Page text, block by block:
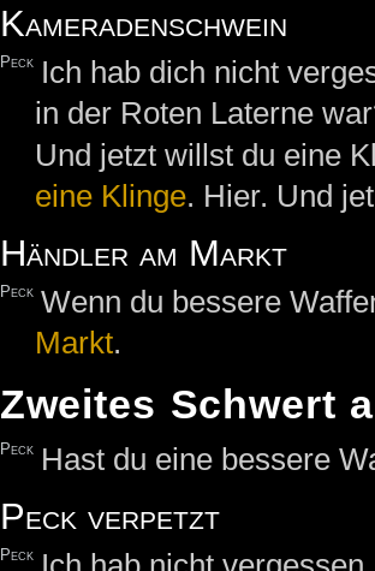
Kameradenschwein
Peck Ich hab dich nicht
in der Roten Laterne
Und jetzt willst du eine
eine Klinge. Hier. Und
Händler am Markt
Peck Wenn du bessere
Markt.
Zweites Schwert
Peck Hast du eine bessere
Peck verpetzt
Peck